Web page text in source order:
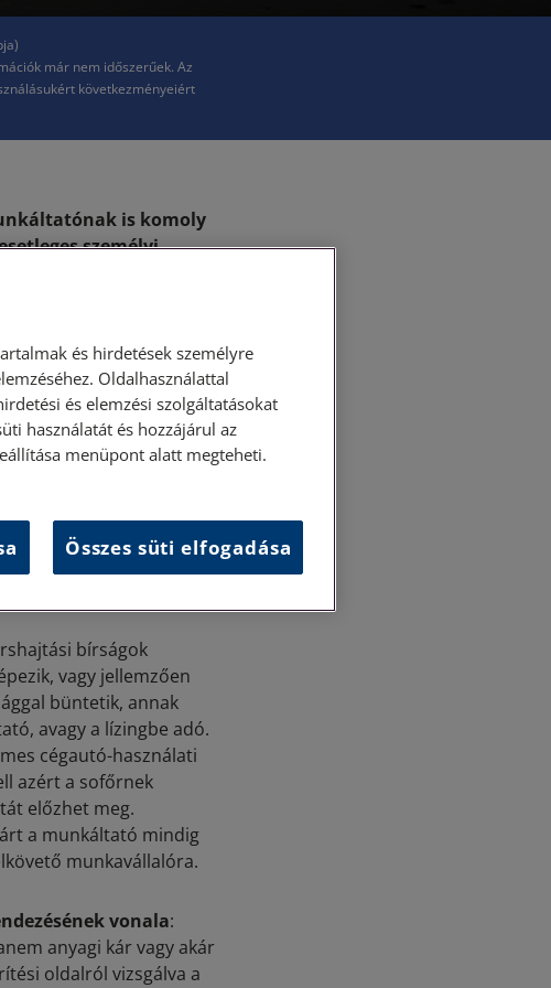
már nem időszerűek. Az
következményeiért
is komoly
személyi
helyzet.
relevánsan szóba?
annak függvényében,
felelősség közötti
terjedelmében már
elvárt a
bírságok
vagy jellemzően
büntetik, annak
avagy a lízingbe adó.
cégautó-használati
azért a sofőrnek
előzhet meg.
a munkáltató mindig
munkavállalóra.
vonala:
anyagi kár vagy akár
oldalról vizsgálva a
és hirdetések személyre
Oldalhasználattal
és elemzési szolgáltatásokat
használatát és hozzájárul az
menüpont alatt megteheti.
Összes süti elfogadása